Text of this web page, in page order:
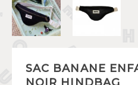
SAC BANANE
NOIR HINDBAG